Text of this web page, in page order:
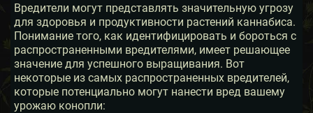
Вредители могут представлять значительную угрозу
для здоровья и продуктивности растений каннабиса.
Понимание того, как идентифицировать и бороться с
распространенными вредителями, имеет решающее
значение для успешного выращивания. Вот
некоторые из самых распространенных вредителей,
которые потенциально могут нанести вред вашему
урожаю конопли: